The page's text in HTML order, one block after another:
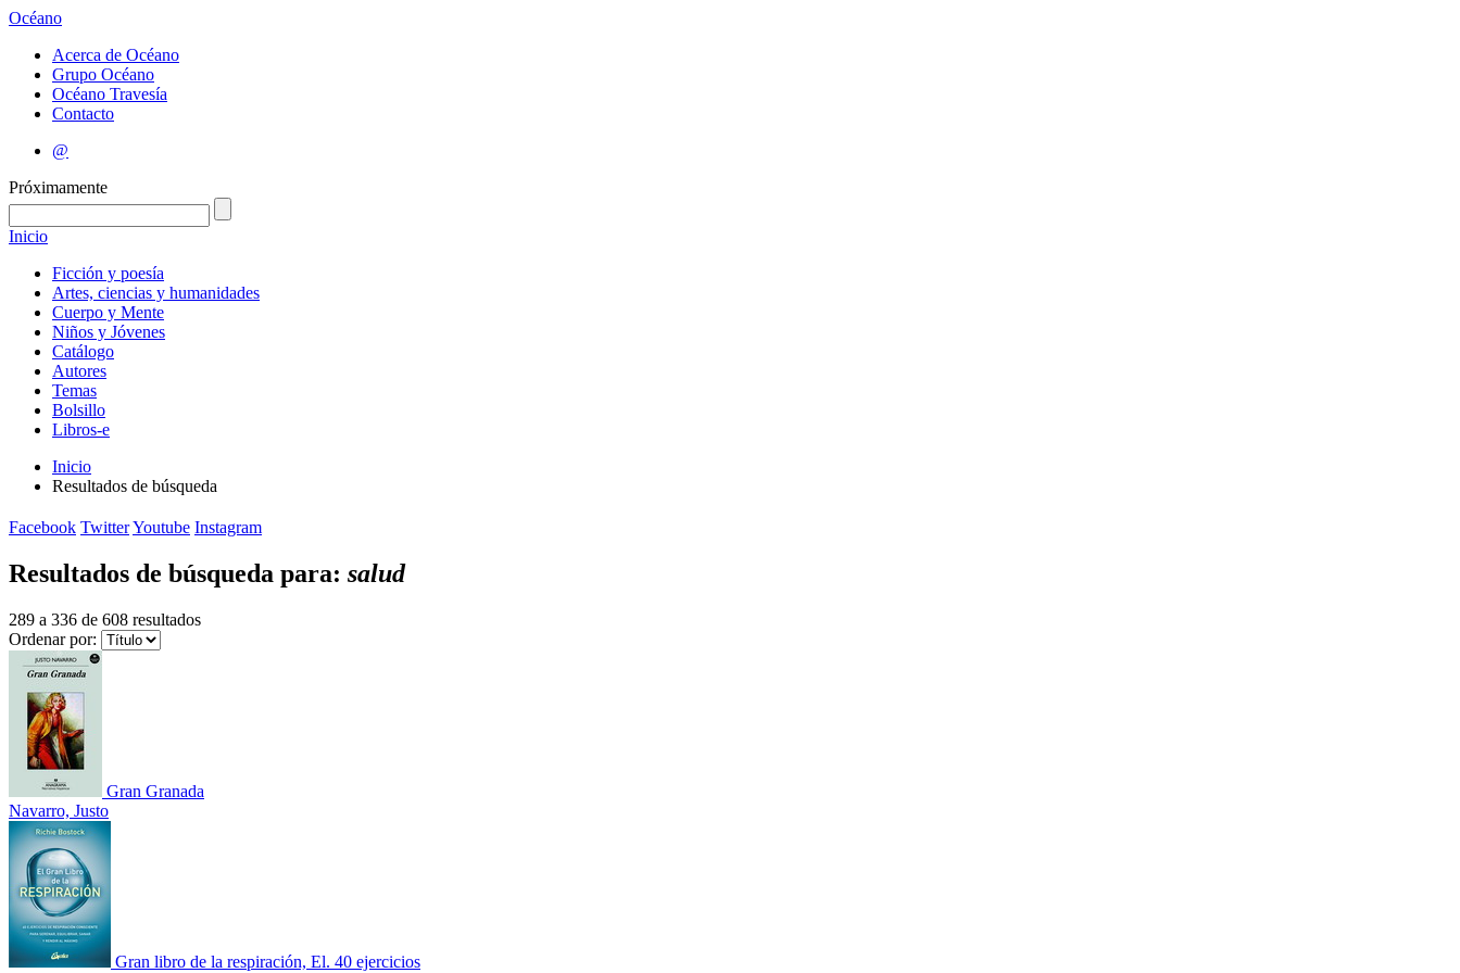
Océano
Acerca de Océano
Grupo Océano
Océano Travesía
Contacto
@
Próximamente
Inicio
Ficción y poesía
Artes, ciencias y humanidades
Cuerpo y Mente
Niños y Jóvenes
Catálogo
Autores
Temas
Bolsillo
Libros-e
Inicio
Resultados de búsqueda
Facebook TwitterYoutube Instagram
Resultados de búsqueda para: salud
289 a 336 de 608 resultados
Ordenar por:
Gran Granada
Navarro, Justo
Gran libro de la respiración, El. 40 ejercicios